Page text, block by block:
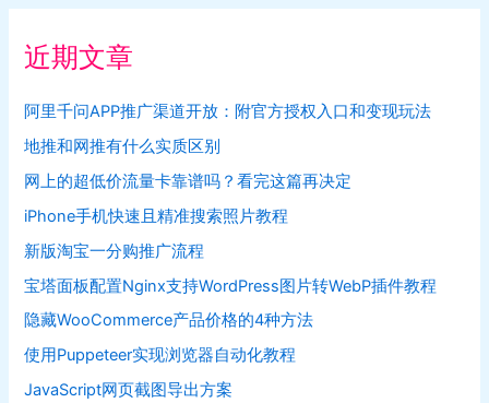
近期文章
阿里千问APP推广渠道开放：附官方授权入口和变现玩法
地推和网推有什么实质区别
网上的超低价流量卡靠谱吗？看完这篇再决定
iPhone手机快速且精准搜索照片教程
新版淘宝一分购推广流程
宝塔面板配置Nginx支持WordPress图片转WebP插件教程
隐藏WooCommerce产品价格的4种方法
使用Puppeteer实现浏览器自动化教程
JavaScript网页截图导出方案